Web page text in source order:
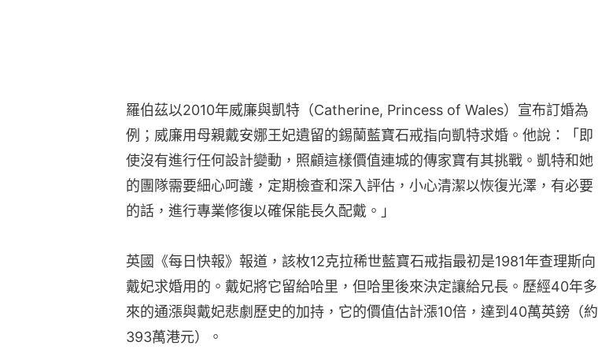
羅伯茲以2010年威廉與凱特（Catherine, Princess of Wales）宣布訂婚為
例；威廉用母親戴安娜王妃遺留的錫蘭藍寶石戒指向凱特求婚。他說：「即
使沒有進行任何設計變動，照顧這樣價值連城的傳家寶有其挑戰。凱特和她
的團隊需要細心呵護，定期檢查和深入評估，小心清潔以恢復光澤，有必要
的話，進行專業修復以確保能長久配戴。」
英國《每日快報》報道，該枚12克拉稀世藍寶石戒指最初是1981年查理斯向
戴妃求婚用的。戴妃將它留給哈里，但哈里後來決定讓給兄長。歷經40年多
來的通漲與戴妃悲劇歷史的加持，它的價值估計漲10倍，達到40萬英鎊（約
393萬港元）。